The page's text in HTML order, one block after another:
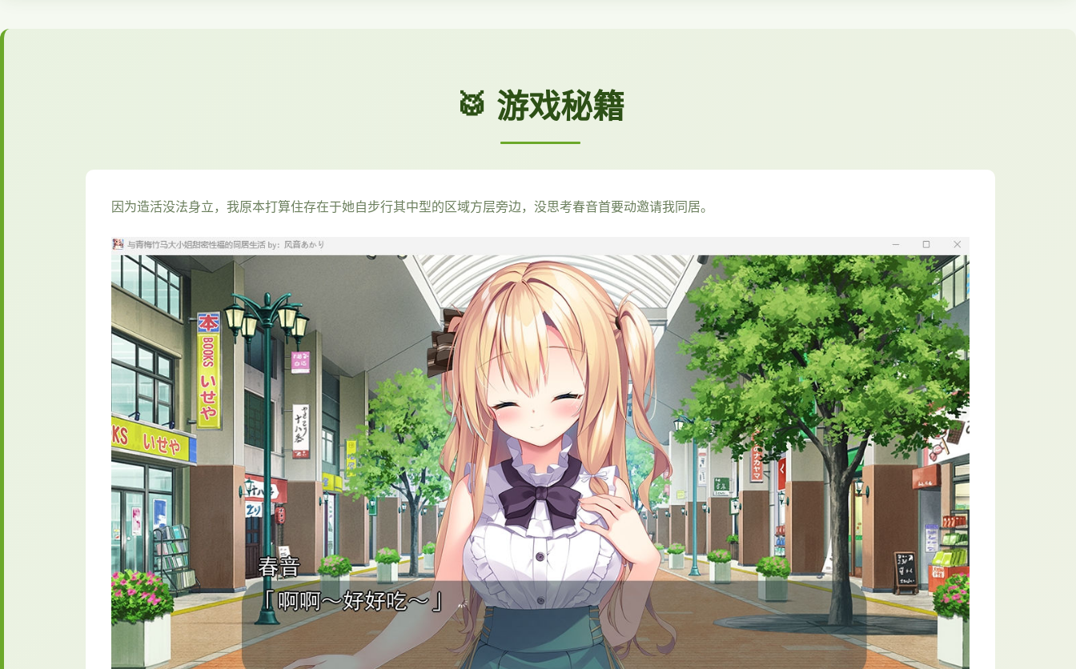
🥁 游戏秘籍
因为造活没法身立，我原本打算住存在于她自步行其中型的区域方层旁边，没思考春音首要动邀请我同居。